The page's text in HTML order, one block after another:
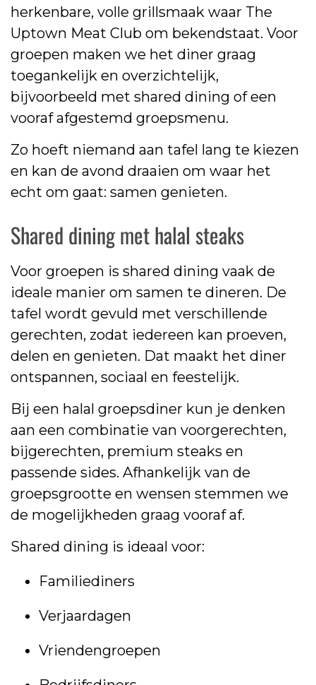
herkenbare, volle grillsmaak waar The
Uptown Meat Club om bekendstaat. Voor
groepen maken we het diner graag
toegankelijk en overzichtelijk,
bijvoorbeeld met shared dining of een
vooraf afgestemd groepsmenu.
Zo hoeft niemand aan tafel lang te kiezen
en kan de avond draaien om waar het
echt om gaat: samen genieten.
Shared dining met halal steaks
Voor groepen is shared dining vaak de
ideale manier om samen te dineren. De
tafel wordt gevuld met verschillende
gerechten, zodat iedereen kan proeven,
delen en genieten. Dat maakt het diner
ontspannen, sociaal en feestelijk.
Bij een halal groepsdiner kun je denken
aan een combinatie van voorgerechten,
bijgerechten, premium steaks en
passende sides. Afhankelijk van de
groepsgrootte en wensen stemmen we
de mogelijkheden graag vooraf af.
Shared dining is ideaal voor:
Familiediners
Verjaardagen
Vriendengroepen